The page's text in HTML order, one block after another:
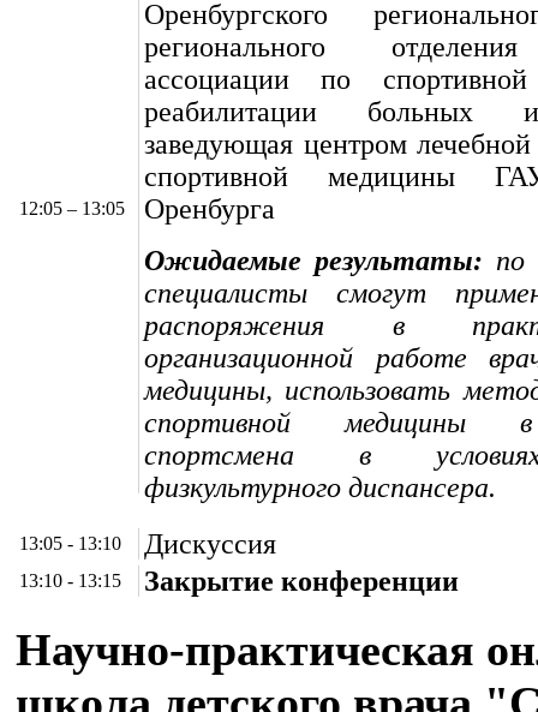
12:05 – 13:05
Оренбургского
регионального
ассоциации по
реабилитации больных
заведующая центром
спортивной медицины
Оренбурга
Ожидаемые результаты: по
специалисты смогут
распоряжения в
организационной работе
медицины, использовать
спортивной медицины в
спортсмена в
физкультурного диспансера.
13:05 - 13:10 Дискуссия
13:10 - 13:15 Закрытие конференции
Научно-практическая